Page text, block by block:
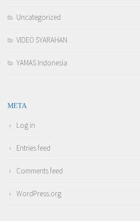
Uncategorized
VIDEO SYARAHAN
YAMAS Indonesia
META
Log in
Entries feed
Comments feed
WordPress.org